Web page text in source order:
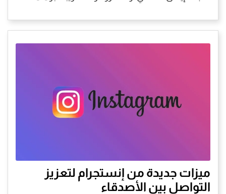
ميزات جديدة من إنستجرام لتعزيز
التواصل بين الأصدقاء